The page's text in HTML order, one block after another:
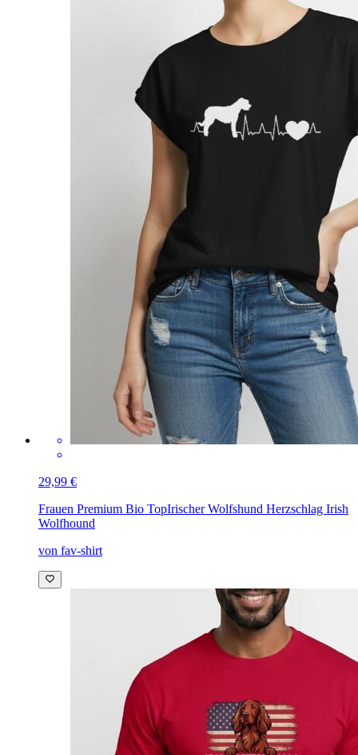
29,99 €
Frauen Premium Bio TopIrischer Wolfshund Herzschlag Irish
Wolfhound
von fav-shirt